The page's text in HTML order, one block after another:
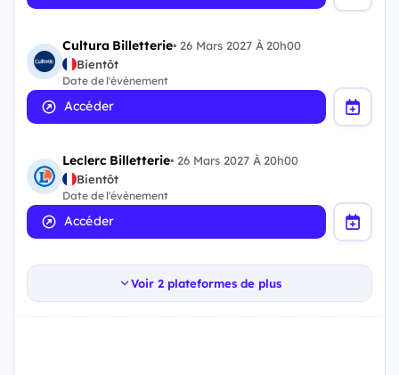
Cultura Billetterie• 26 Mars 2027 À 20h00
Bientôt
Date de l'évènement
Accéder
Leclerc Billetterie• 26 Mars 2027 À 20h00
Bientôt
Date de l'évènement
Accéder
Voir 2 plateformes de plus